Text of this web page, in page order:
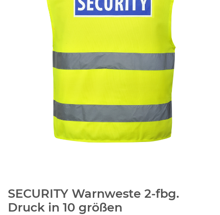
SECURITY Warnweste 2-fbg.
Druck in 10 größen